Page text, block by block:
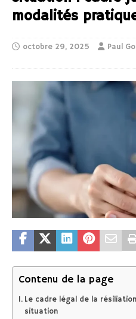
modalités
octobre 29, 2025 Paul
Contenu de la page
Le cadre légal de la
situation